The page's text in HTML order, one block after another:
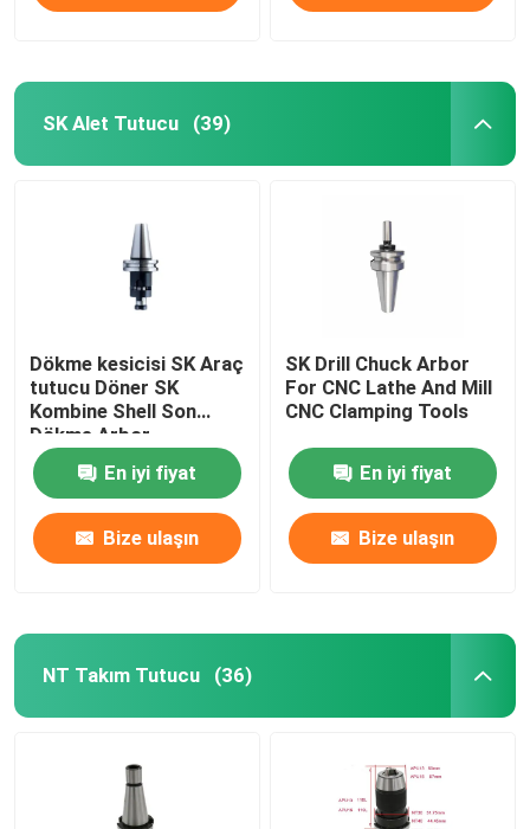
SK Alet Tutucu (39)
Dökme kesicisi SK Araç
tutucu Döner SK
Kombine Shell Son
Dökme Arbor
En iyi fiyat
Bize ulaşın
SK Drill Chuck Arbor
For CNC Lathe And Mill
CNC Clamping Tools
En iyi fiyat
Bize ulaşın
NT Takım Tutucu (36)